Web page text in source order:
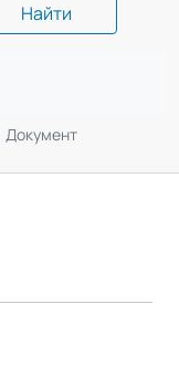
Найти
Документ